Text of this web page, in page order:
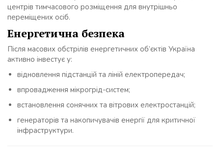
центрів тимчасового розміщення для внутрішньо
переміщених осіб.
Енергетична безпека
Після масових обстрілів енергетичних об’єктів Україна
активно інвестує у:
відновлення підстанцій та ліній електропередач;
впровадження мікрогрід-систем;
встановлення сонячних та вітрових електростанцій;
генераторів та накопичувачів енергії для критичної
інфраструктури.